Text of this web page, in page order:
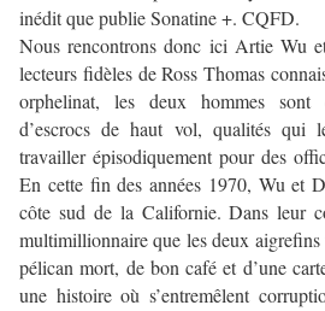
inédit que publie Sonatine +. CQFD.
Nous rencontrons donc ici Artie Wu
lecteurs fidèles de Ross Thomas
orphelinat, les deux hommes sont
d’escrocs de haut vol, qualités qui
travailler épisodiquement pour des
En cette fin des années 1970, Wu et
côte sud de la Californie. Dans leur
multimillionnaire que les deux aigrefins
pélican mort, de bon café et d’une
une histoire où s’entremêlent